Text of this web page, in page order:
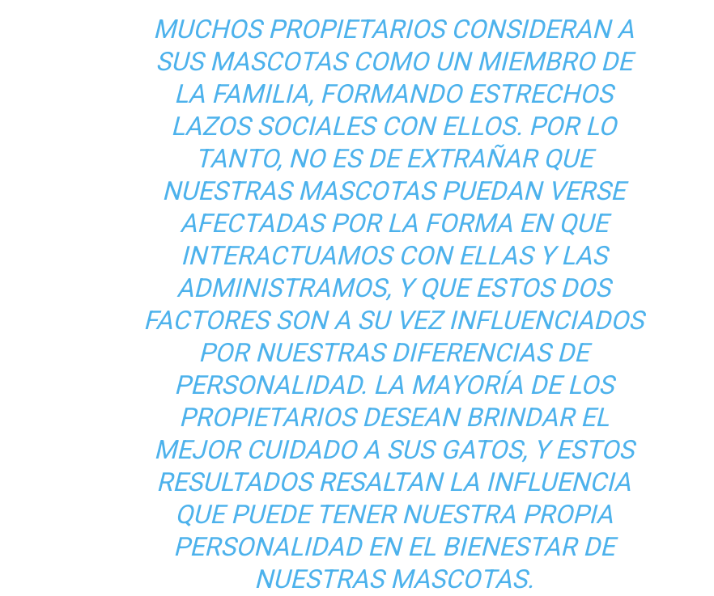
MUCHOS PROPIETARIOS CONSIDERAN A
SUS MASCOTAS COMO UN MIEMBRO DE
LA FAMILIA, FORMANDO ESTRECHOS
LAZOS SOCIALES CON ELLOS. POR LO
TANTO, NO ES DE EXTRAÑAR QUE
NUESTRAS MASCOTAS PUEDAN VERSE
AFECTADAS POR LA FORMA EN QUE
INTERACTUAMOS CON ELLAS Y LAS
ADMINISTRAMOS, Y QUE ESTOS DOS
FACTORES SON A SU VEZ INFLUENCIADOS
POR NUESTRAS DIFERENCIAS DE
PERSONALIDAD. LA MAYORÍA DE LOS
PROPIETARIOS DESEAN BRINDAR EL
MEJOR CUIDADO A SUS GATOS, Y ESTOS
RESULTADOS RESALTAN LA INFLUENCIA
QUE PUEDE TENER NUESTRA PROPIA
PERSONALIDAD EN EL BIENESTAR DE
NUESTRAS MASCOTAS.